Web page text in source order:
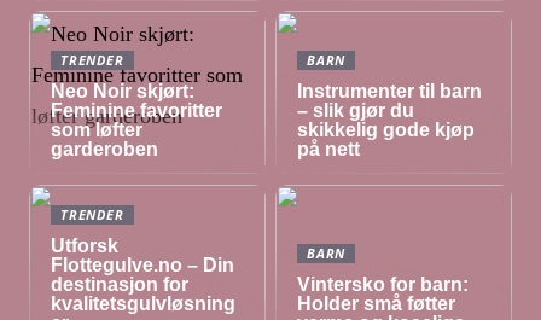
TRENDER
Neo Noir skjørt:
Feminine favoritter
som løfter
garderoben
BARN
Instrumenter til barn
– slik gjør du
skikkelig gode kjøp
på nett
TRENDER
Utforsk
Flottegulve.no – Din
destinasjon for
kvalitetsgulvløsning
BARN
Vintersko for barn:
Holder små føtter